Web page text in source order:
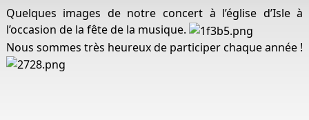
Quelques images de notre concert à l’église d’Isle à
l’occasion de la fête de la musique.
Nous sommes très heureux de participer chaque année !